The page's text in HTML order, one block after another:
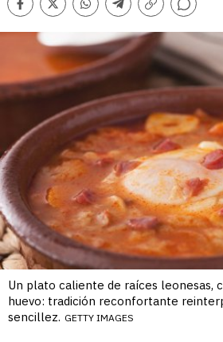
Facebook
TwitterWhatsappTelegram
Copiar
Comentarios
Un plato caliente de raíces leonesas,
huevo: tradición reconfortante
sencillez. GETTY IMAGES